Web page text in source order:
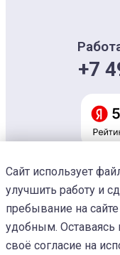
+7
Информация на сайте
офертой, не может
© 2026 Ветеринарный
Сайт использует
улучшить работу и
пребывание на
удобным. Оставаясь
своё согласие на